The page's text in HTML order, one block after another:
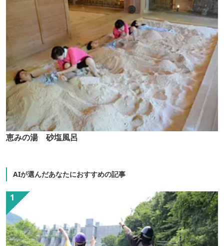
恵みの湯 砂塩風呂
AIが選んだあなたにおすすめの記事